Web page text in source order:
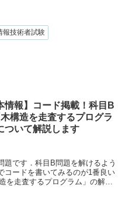
報技術者試験
情報】コード掲載！科目B
構造を走査するプログラ
ついて解説します
です．科目B問題を解けるよう
コードを書いてみるのが1番良い
を走査するプログラム」の解説